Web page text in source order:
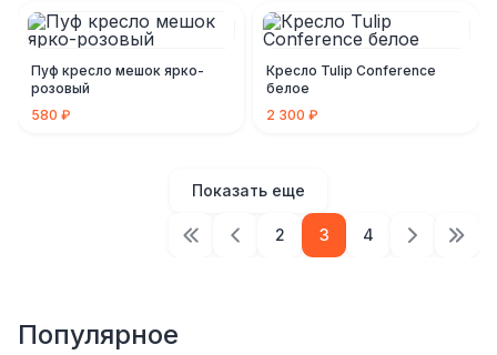
Пуф кресло мешок ярко-
розовый
580 ₽
Кресло Tulip Conference
белое
2 300 ₽
Показать еще
2 3 4
Популярное